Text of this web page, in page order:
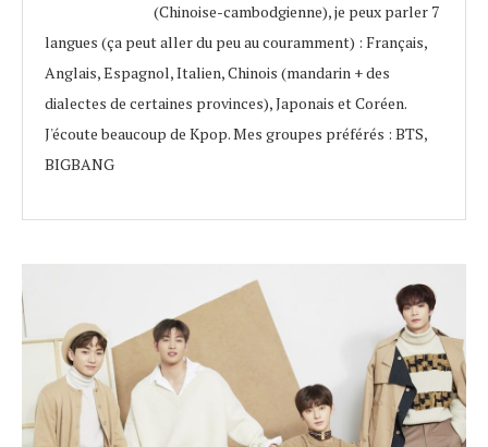
(Chinoise-cambodgienne), je peux parler 7
langues (ça peut aller du peu au couramment) : Français,
Anglais, Espagnol, Italien, Chinois (mandarin + des
dialectes de certaines provinces), Japonais et Coréen.
J'écoute beaucoup de Kpop. Mes groupes préférés : BTS,
BIGBANG